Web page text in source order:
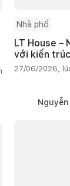
Nhà phố
LT House –
với kiến
27/06/2026,